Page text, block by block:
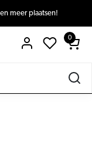
meer plaatsen!
0